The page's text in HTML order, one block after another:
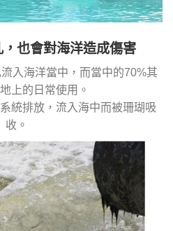
，也會對海洋造成傷害
入海洋當中，而當中的70%其
上的日常使用。
統排放，流入海中而被珊瑚吸
收。